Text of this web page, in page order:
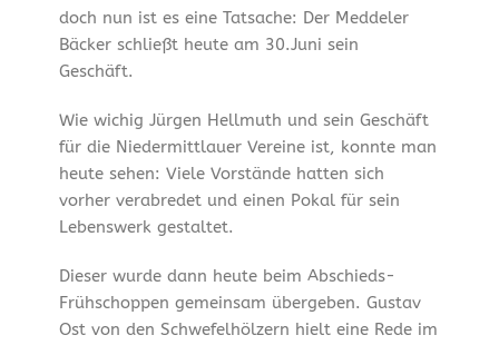
doch nun ist es eine Tatsache: Der Meddeler
Bäcker schließt heute am 30.Juni sein
Geschäft.
Wie wichig Jürgen Hellmuth und sein Geschäft
für die Niedermittlauer Vereine ist, konnte man
heute sehen: Viele Vorstände hatten sich
vorher verabredet und einen Pokal für sein
Lebenswerk gestaltet.
Dieser wurde dann heute beim Abschieds-
Frühschoppen gemeinsam übergeben. Gustav
Ost von den Schwefelhölzern hielt eine Rede im